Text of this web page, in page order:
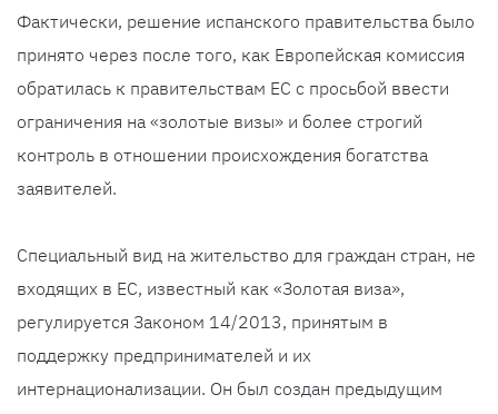
Фактически, решение испанского правительства было
принято через после того, как Европейская комиссия
обратилась к правительствам ЕС с просьбой ввести
ограничения на «золотые визы» и более строгий
контроль в отношении происхождения богатства
заявителей.
Специальный вид на жительство для граждан стран, не
входящих в ЕС, известный как «Золотая виза»,
регулируется Законом 14/2013, принятым в
поддержку предпринимателей и их
интернационализации. Он был создан предыдущим